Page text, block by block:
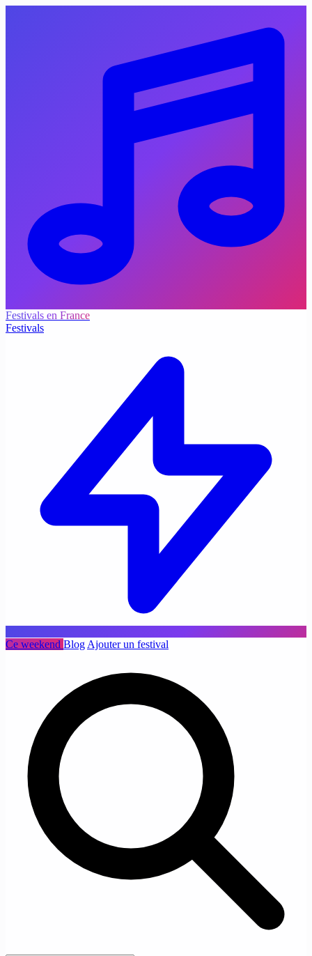
Festivals en France
Festivals
Ce weekend Blog Ajouter un festival